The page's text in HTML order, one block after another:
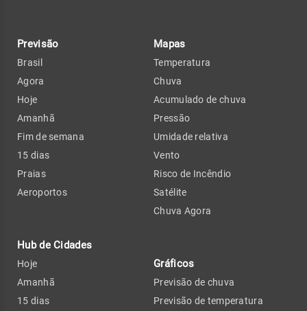
Previsão
Brasil
Agora
Hoje
Amanhã
Fim de semana
15 dias
Praias
Aeroportos
Hub de Cidades
Hoje
Amanhã
15 dias
Mapas
Temperatura
Chuva
Acumulado de chuva
Pressão
Umidade relativa
Vento
Risco de Incêndio
Satélite
Chuva Agora
Gráficos
Previsão de chuva
Previsão de temperatura